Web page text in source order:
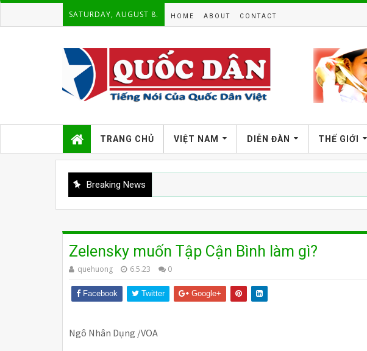
SATURDAY, AUGUST 8. HOME ABOUT CONTACT
TRANG CHỦ VIỆT NAM DIỄN ĐÀN THẾ GIỚI
Breaking News
Zelensky muốn Tập Cận Bình làm gì?
quehuong 6.5.23 0
Facebook Twitter Google+
Ngô Nhân Dụng /VOA